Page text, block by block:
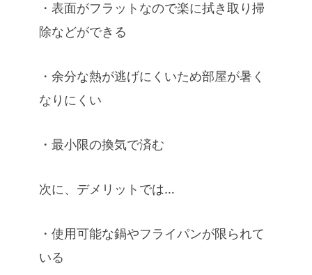
・表面がフラットなので楽に拭き取り掃
除などができる
・余分な熱が逃げにくいため部屋が暑く
なりにくい
・最小限の換気で済む
次に、デメリットでは…
・使用可能な鍋やフライパンが限られて
いる